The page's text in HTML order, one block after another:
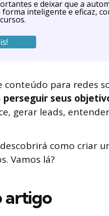
e deixar que a
forma inteligente e eficaz,
conteúdo para redes
perseguir seus
gerar leads,
como criar
Vamos lá?
artigo